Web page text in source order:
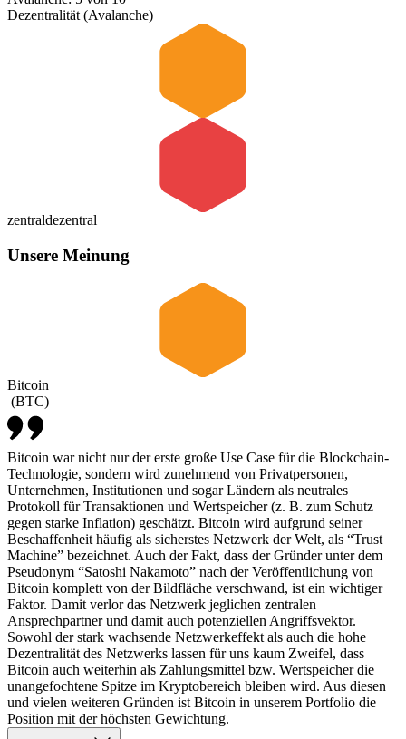
Dezentralität (Avalanche)
zentraldezentral
Unsere Meinung
Bitcoin
(BTC)
Bitcoin war nicht nur der erste große Use Case für die Blockchain-
Technologie, sondern wird zunehmend von Privatpersonen,
Unternehmen, Institutionen und sogar Ländern als neutrales
Protokoll für Transaktionen und Wertspeicher (z. B. zum Schutz
gegen starke Inflation) geschätzt. Bitcoin wird aufgrund seiner
Beschaffenheit häufig als sicherstes Netzwerk der Welt, als “Trust
Machine” bezeichnet. Auch der Fakt, dass der Gründer unter dem
Pseudonym “Satoshi Nakamoto” nach der Veröffentlichung von
Bitcoin komplett von der Bildfläche verschwand, ist ein wichtiger
Faktor. Damit verlor das Netzwerk jeglichen zentralen
Ansprechpartner und damit auch potenziellen Angriffsvektor.
Sowohl der stark wachsende Netzwerkeffekt als auch die hohe
Dezentralität des Netzwerks lassen für uns kaum Zweifel, dass
Bitcoin auch weiterhin als Zahlungsmittel bzw. Wertspeicher die
unangefochtene Spitze im Kryptobereich bleiben wird. Aus diesen
und vielen weiteren Gründen ist Bitcoin in unserem Portfolio die
Position mit der höchsten Gewichtung.